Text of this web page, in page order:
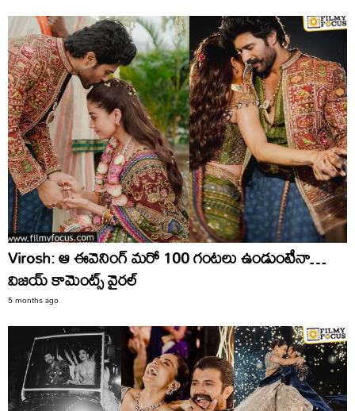
Virosh: ఆ ఈవెనింగ్‌ మరో 100 గంటలు ఉండుంటేనా…
విజయ్‌ కామెంట్స్‌ వైరల్‌
5 months ago